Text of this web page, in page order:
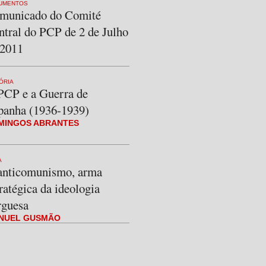
do Comité
do PCP de 2 de Julho
e a Guerra de
(1936-1939)
ABRANTES
arma
da ideologia
GUSMÃO